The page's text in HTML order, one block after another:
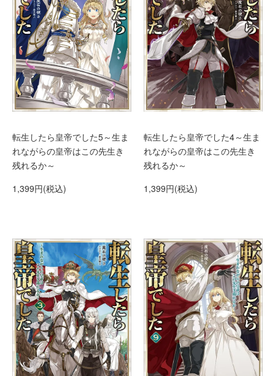
転生したら皇帝でした5～生ま
れながらの皇帝はこの先生き
残れるか～
1,399円(税込)
転生したら皇帝でした4～生ま
れながらの皇帝はこの先生き
残れるか～
1,399円(税込)